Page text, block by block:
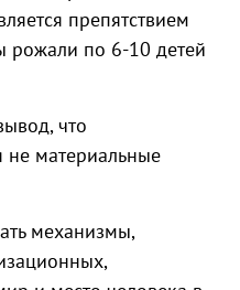
препятствием
рожали по 6-10 детей
что
материальные
механизмы,